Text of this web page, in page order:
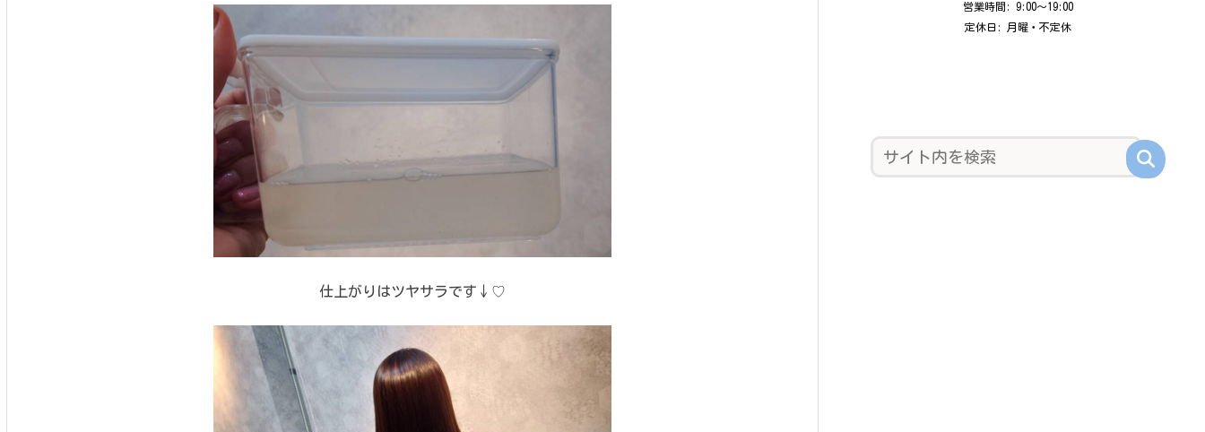
仕上がりはツヤサラです↓♡
営業時間: 9:00〜19:00
定休日: 月曜・不定休